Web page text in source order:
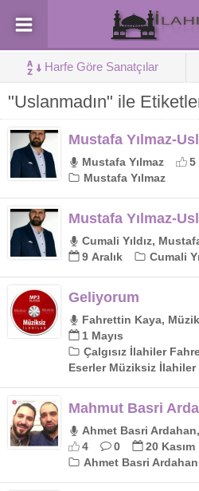
Harfe Göre Sanatçılar
"Uslanmadın" ile
Mustafa Yılmaz-
Mustafa Yılmaz 5
Mustafa Yılmaz
Mustafa Yılmaz-
Cumali Yıldız,
9 Aralık
Cumali
Geliyorum
Fahrettin Kaya,
1 Mayıs
Çalgısız İlahiler
Eserler Müziksiz İlahiler
Mahmut Basri
Ahmet Basri
4
0
20 Kasım
Ahmet Basri